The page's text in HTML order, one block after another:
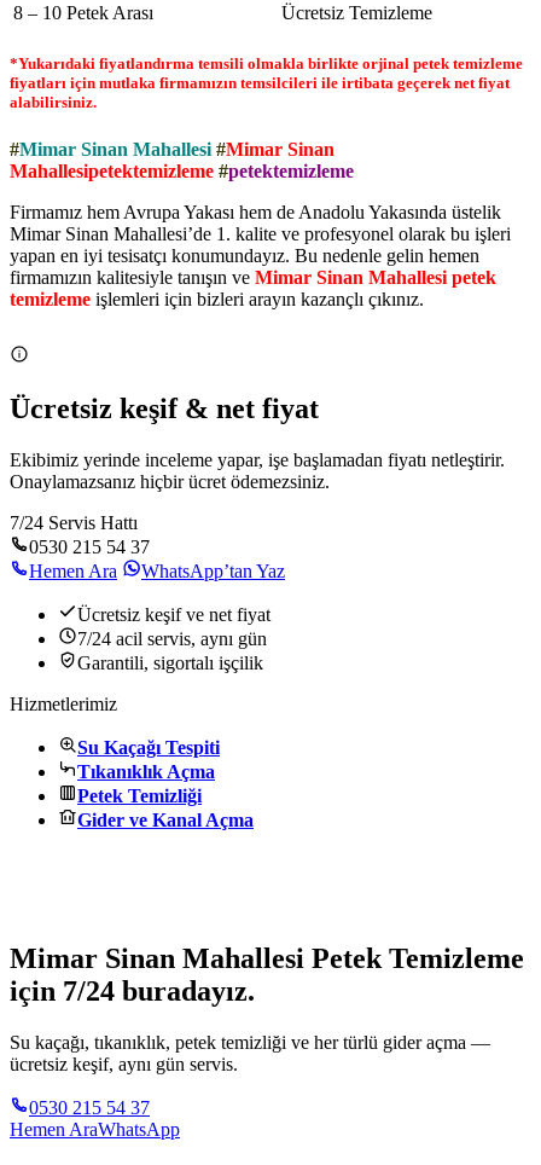
8 – 10 Petek Arası
Ücretsiz Temizleme
*Yukarıdaki fiyatlandırma temsili olmakla birlikte orjinal petek temizleme
fiyatları için mutlaka firmamızın temsilcileri ile irtibata geçerek net fiyat
alabilirsiniz.
#Mimar Sinan Mahallesi #Mimar Sinan
Mahallesipetektemizleme #petektemizleme
Firmamız hem Avrupa Yakası hem de Anadolu Yakasında üstelik
Mimar Sinan Mahallesi’de 1. kalite ve profesyonel olarak bu işleri
yapan en iyi tesisatçı konumundayız. Bu nedenle gelin hemen
firmamızın kalitesiyle tanışın ve Mimar Sinan Mahallesi petek
temizleme işlemleri için bizleri arayın kazançlı çıkınız.
Ücretsiz keşif & net fiyat
Ekibimiz yerinde inceleme yapar, işe başlamadan fiyatı netleştirir.
Onaylamazsanız hiçbir ücret ödemezsiniz.
7/24 Servis Hattı
0530 215 54 37
Hemen Ara
WhatsApp’tan Yaz
Ücretsiz keşif ve net fiyat
7/24 acil servis, aynı gün
Garantili, sigortalı işçilik
Hizmetlerimiz
Su Kaçağı Tespiti
Tıkanıklık Açma
Petek Temizliği
Gider ve Kanal Açma
Mimar Sinan Mahallesi Petek Temizleme
için 7/24 buradayız.
Su kaçağı, tıkanıklık, petek temizliği ve her türlü gider açma —
ücretsiz keşif, aynı gün servis.
0530 215 54 37
Hemen AraWhatsApp